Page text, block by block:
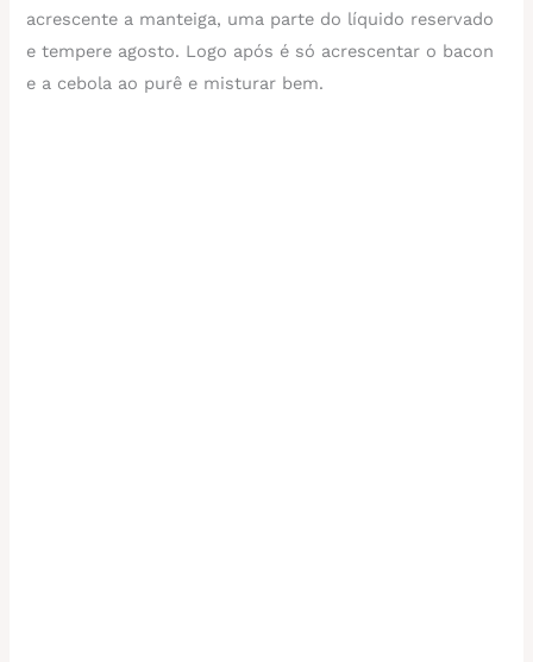
acrescente a manteiga, uma parte do líquido reservado
e tempere agosto. Logo após é só acrescentar o bacon
e a cebola ao purê e misturar bem.